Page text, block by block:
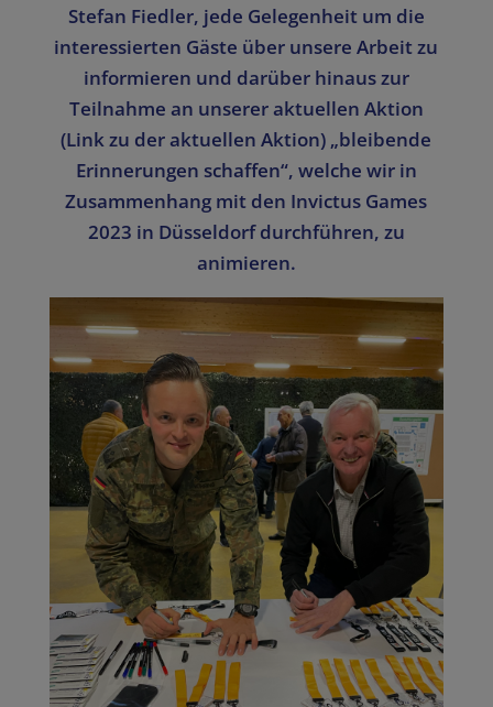
Stefan Fiedler, jede Gelegenheit um die
interessierten Gäste über unsere Arbeit zu
informieren und darüber hinaus zur
Teilnahme an unserer aktuellen Aktion
(Link zu der aktuellen Aktion) „bleibende
Erinnerungen schaffen“, welche wir in
Zusammenhang mit den Invictus Games
2023 in Düsseldorf durchführen, zu
animieren.